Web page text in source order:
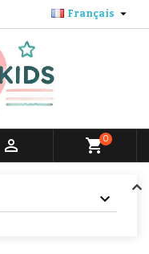
Français 
 shopping_cart0